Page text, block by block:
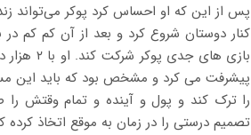
پس از این که او احساس کرد پوکر می‌تواند
کنار دوستان شروع کرد و بعد از آن کم کم
را ترک کند و پول و آینده و تمام وقتش
تصمیم درستی را در زمان به موقع اتخاذ